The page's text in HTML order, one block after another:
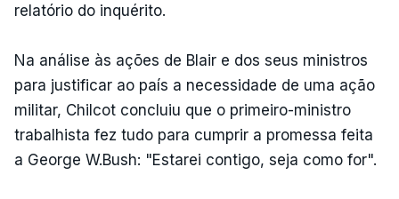
relatório do inquérito.
Na análise às ações de Blair e dos seus ministros
para justificar ao país a necessidade de uma ação
militar, Chilcot concluiu que o primeiro-ministro
trabalhista fez tudo para cumprir a promessa feita
a George W.Bush: "Estarei contigo, seja como for".